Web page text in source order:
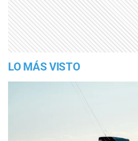
LO MÁS VISTO